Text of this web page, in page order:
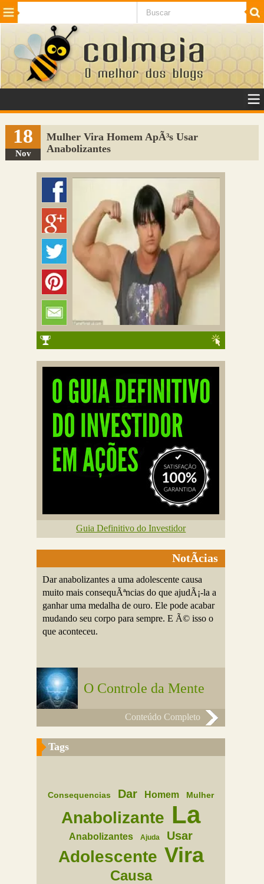
Beleza Cinema e TV
Internet Jogos NotÃ­cias SaÃºde
VeÃ­culos Adulto
Sugerir Link
Adicionar Blog
Colmeia Exchange
18
Nov
Mulher Vira Homem ApÃ³s Usar
Anabolizantes
Guia Definitivo do Investidor
NotÃ­cias
Dar anabolizantes a uma adolescente causa
muito mais consequÃªncias do que ajudÃ¡-la a
ganhar uma medalha de ouro. Ele pode acabar
mudando seu corpo para sempre. E Ã© isso o
que aconteceu.
O Controle da Mente
Conteúdo Completo
Tags
Consequencias Dar Homem Mulher
Anabolizante La
Anabolizantes Ajuda Usar
Adolescente Vira
Causa